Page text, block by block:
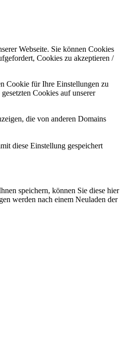
Webseite. Sie können Cookies
Cookies zu akzeptieren /
Cookie für Ihre Einstellungen zu
Cookies auf unserer
die von anderen Domains
diese Einstellung gespeichert
speichern, können Sie diese hier
werden nach einem Neuladen der